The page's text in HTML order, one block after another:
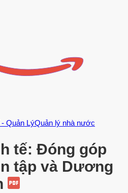
- Quản LýQuản lý nhà nước
tế: Đóng góp
tập và Dương